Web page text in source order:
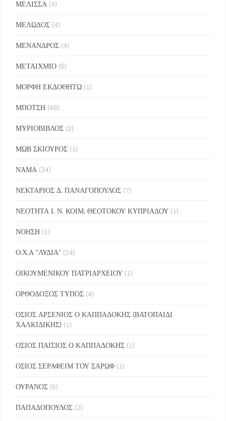
ΜΕΛΙΣΣΑ (4)
ΜΕΛΩΔΟΣ (4)
ΜΕΝΑΝΔΡΟΣ (4)
ΜΕΤΑΙΧΜΙΟ (6)
ΜΟΡΦΗ ΕΚΔΟΘΗΤΩ (1)
ΜΠΟΤΣΗ (46)
ΜΥΡΙΟΒΙΒΛΟΣ (2)
ΜΩΒ ΣΚΙΟΥΡΟΣ (1)
ΝΑΜΑ (34)
ΝΕΚΤΑΡΙΟΣ Δ. ΠΑΝΑΓΟΠΟΥΛΟΣ (7)
ΝΕΟΤΗΤΑ Ι. Ν. ΚΟΙΜ. ΘΕΟΤΟΚΟΥ ΚΥΠΡΙΑΔΟΥ (1)
ΝΟΗΣΗ (1)
Ο.Χ.Α "ΛΥΔΙΑ" (24)
ΟΙΚΟΥΜΕΝΙΚΟΥ ΠΑΤΡΙΑΡΧΕΙΟΥ (1)
ΟΡΘΟΔΟΞΟΣ ΤΥΠΟΣ (4)
ΟΣΙΟΣ ΑΡΣΕΝΙΟΣ Ο ΚΑΠΠΑΔΟΚΗΣ (ΒΑΤΟΠΑΙΔΙ
ΧΑΛΚΙΔΙΚΗΣ) (1)
ΟΣΙΟΣ ΠΑΙΣΙΟΣ Ο ΚΑΠΠΑΔΟΚΗΣ (1)
ΟΣΙΟΣ ΣΕΡΑΦΕΙΜ ΤΟΥ ΣΑΡΩΦ (1)
ΟΥΡΑΝΟΣ (5)
ΠΑΠΑΔΟΠΟΥΛΟΣ (2)